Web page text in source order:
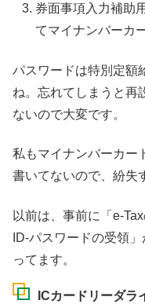
券面事項入力補助
てマイナンバーカ
パスワードは特別定額
ね。忘れてしまうと再
ないので大変です。
私もマイナンバーカー
書いてないので、紛失
以前は、事前に「e-
ID-パスワードの受領
ってます。
ICカードリーダラ